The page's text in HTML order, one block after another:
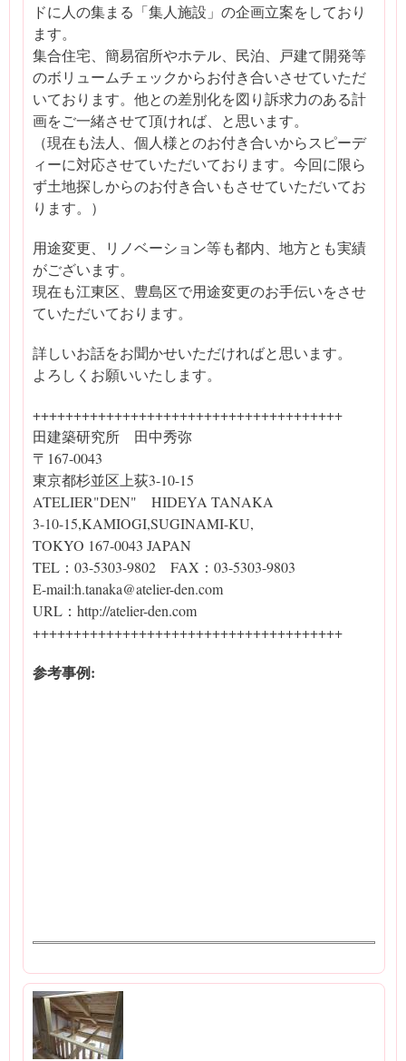
ドに人の集まる「集人施設」の企画立案をしており
ます。
集合住宅、簡易宿所やホテル、民泊、戸建て開発等
のボリュームチェックからお付き合いさせていただ
いております。他との差別化を図り訴求力のある計
画をご一緒させて頂ければ、と思います。
（現在も法人、個人様とのお付き合いからスピーデ
ィーに対応させていただいております。今回に限ら
ず土地探しからのお付き合いもさせていただいてお
ります。）
用途変更、リノベーション等も都内、地方とも実績
がございます。
現在も江東区、豊島区で用途変更のお手伝いをさせ
ていただいております。
詳しいお話をお聞かせいただければと思います。
よろしくお願いいたします。
++++++++++++++++++++++++++++++++++++++
田建築研究所 田中秀弥
〒167-0043
東京都杉並区上荻3-10-15
ATELIER"DEN" HIDEYA TANAKA
3-10-15,KAMIOGI,SUGINAMI-KU,
TOKYO 167-0043 JAPAN
TEL：03-5303-9802 FAX：03-5303-9803
E-mail:h.tanaka@atelier-den.com
URL：http://atelier-den.com
++++++++++++++++++++++++++++++++++++++
参考事例: